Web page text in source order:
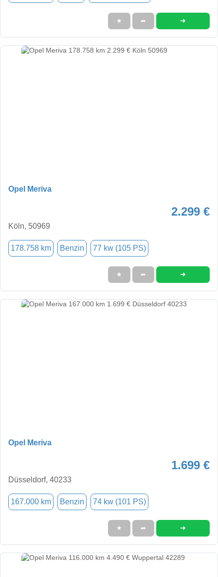
★ ➦ ➜
Opel Meriva
2.299 €
Köln, 50969
178.758 km Benzin 77 kw (105 PS)
★ ➦ ➜
Opel Meriva
1.699 €
Düsseldorf, 40233
167.000 km Benzin 74 kw (101 PS)
★ ➦ ➜